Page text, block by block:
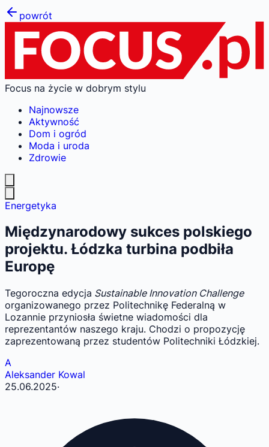
powrót
Focus na życie w dobrym stylu
Najnowsze
Aktywność
Dom i ogród
Moda i uroda
Zdrowie
Energetyka
Międzynarodowy sukces polskiego
projektu. Łódzka turbina podbiła
Europę
Tegoroczna edycja Sustainable Innovation Challenge
organizowanego przez Politechnikę Federalną w
Lozannie przyniosła świetne wiadomości dla
reprezentantów naszego kraju. Chodzi o propozycję
zaprezentowaną przez studentów Politechniki Łódzkiej.
A
Aleksander Kowal
25.06.2025·